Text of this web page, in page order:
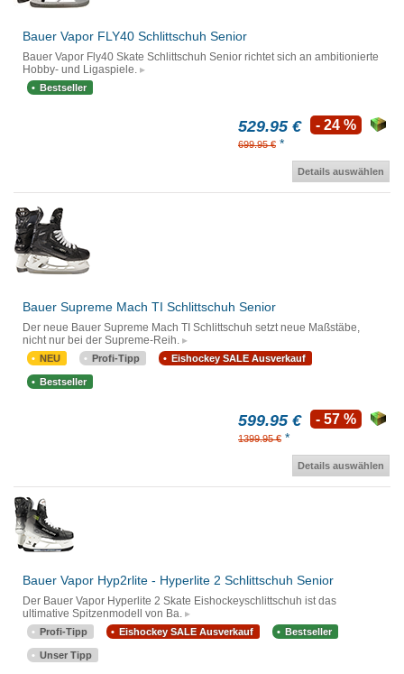
Bauer Vapor FLY40 Schlittschuh Senior
Bauer Vapor Fly40 Skate Schlittschuh Senior richtet sich an ambitionierte
Hobby- und Ligaspiele.
Bestseller
529.95 €
699.95 € *
- 24 %
Details auswählen
Bauer Supreme Mach TI Schlittschuh Senior
Der neue Bauer Supreme Mach TI Schlittschuh setzt neue Maßstäbe,
nicht nur bei der Supreme-Reih.
NEU Profi-Tipp Eishockey SALE Ausverkauf
Bestseller
599.95 €
1399.95 € *
- 57 %
Details auswählen
Bauer Vapor Hyp2rlite - Hyperlite 2 Schlittschuh Senior
Der Bauer Vapor Hyperlite 2 Skate Eishockeyschlittschuh ist das
ultimative Spitzenmodell von Ba.
Profi-Tipp Eishockey SALE Ausverkauf Bestseller
Unser Tipp